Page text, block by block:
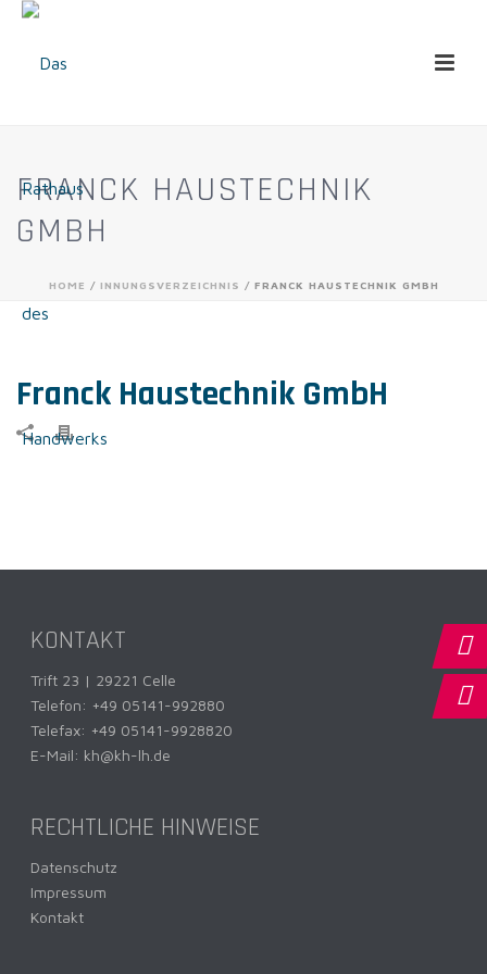
FRANCK HAUSTECHNIK
GMBH
HOME / INNUNGSVERZEICHNIS / FRANCK HAUSTECHNIK GMBH
Franck Haustechnik GmbH
KONTAKT
Trift 23 | 29221 Celle
Telefon: +49 05141-992880
Telefax: +49 05141-9928820
E-Mail: kh@kh-lh.de
RECHTLICHE HINWEISE
Datenschutz
Impressum
Kontakt